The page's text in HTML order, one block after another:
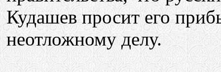
Кудашев просит его
неотложному делу.